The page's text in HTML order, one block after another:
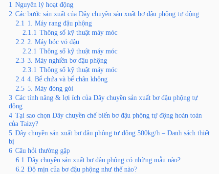
1 Nguyên lý hoạt động
2 Các bước sản xuất của Dây chuyền sản xuất bơ đậu phộng tự động
2.1 1. Máy rang đậu phộng
2.1.1 Thông số kỹ thuật máy móc
2.2 2. Máy bóc vỏ đậu
2.2.1 Thông số kỹ thuật máy móc
2.3 3. Máy nghiền bơ đậu phộng
2.3.1 Thông số kỹ thuật máy móc
2.4 4. Bể chứa và bể chân không
2.5 5. Máy đóng gói
3 Các tính năng & lợi ích của Dây chuyền sản xuất bơ đậu phộng tự
động
4 Tại sao chọn Dây chuyền chế biến bơ đậu phộng tự động hoàn toàn
của Taizy?
5 Dây chuyền sản xuất bơ đậu phộng tự động 500kg/h – Danh sách thiết
bị
6 Câu hỏi thường gặp
6.1 Dây chuyền sản xuất bơ đậu phộng có những mẫu nào?
6.2 Độ mịn của bơ đậu phộng như thế nào?